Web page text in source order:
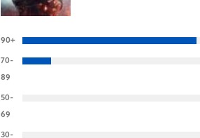
90+
70-
89
50-
69
30-